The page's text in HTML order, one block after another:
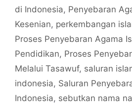
di Indonesia, Penyebaran
Kesenian, perkembangan
Proses Penyebaran Agama
Pendidikan, Proses
Melalui Tasawuf, saluran
indonesia, Saluran
Indonesia, sebutkan nama